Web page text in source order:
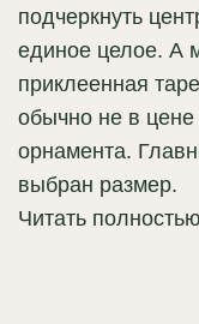
подчеркнуть
единое целое. А
приклеенная
обычно не в
орнамента.
выбран размер.
Читать полностью